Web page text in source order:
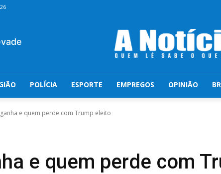
POLÍCIA ESPORTE EMPREGOS OPINIÃO
e quem perde com Trump eleito
e quem perde com